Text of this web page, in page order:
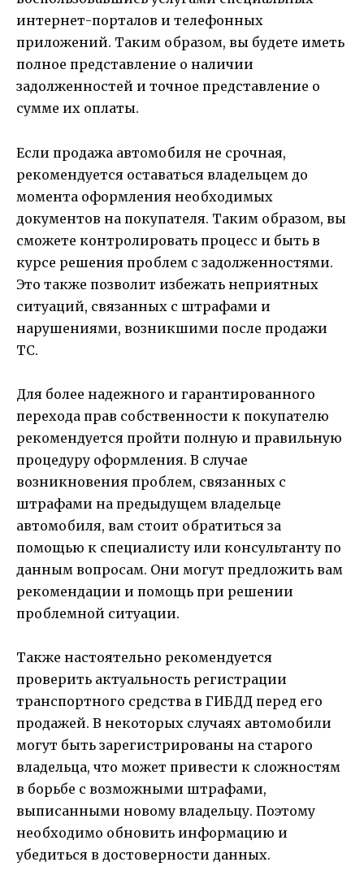
интернет-порталов и телефонных
приложений. Таким образом, вы будете иметь
полное представление о наличии
задолженностей и точное представление о
сумме их оплаты.
Если продажа автомобиля не срочная,
рекомендуется оставаться владельцем до
момента оформления необходимых
документов на покупателя. Таким образом, вы
сможете контролировать процесс и быть в
курсе решения проблем с задолженностями.
Это также позволит избежать неприятных
ситуаций, связанных с штрафами и
нарушениями, возникшими после продажи
ТС.
Для более надежного и гарантированного
перехода прав собственности к покупателю
рекомендуется пройти полную и правильную
процедуру оформления. В случае
возникновения проблем, связанных с
штрафами на предыдущем владельце
автомобиля, вам стоит обратиться за
помощью к специалисту или консультанту по
данным вопросам. Они могут предложить вам
рекомендации и помощь при решении
проблемной ситуации.
Также настоятельно рекомендуется
проверить актуальность регистрации
транспортного средства в ГИБДД перед его
продажей. В некоторых случаях автомобили
могут быть зарегистрированы на старого
владельца, что может привести к сложностям
в борьбе с возможными штрафами,
выписанными новому владельцу. Поэтому
необходимо обновить информацию и
убедиться в достоверности данных.